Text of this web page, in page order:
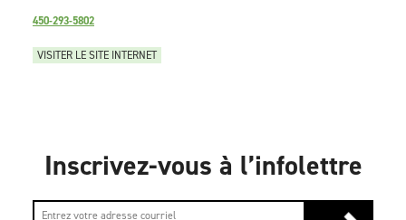
450-293-5802
VISITER LE SITE INTERNET
Inscrivez-vous à l’infolettre